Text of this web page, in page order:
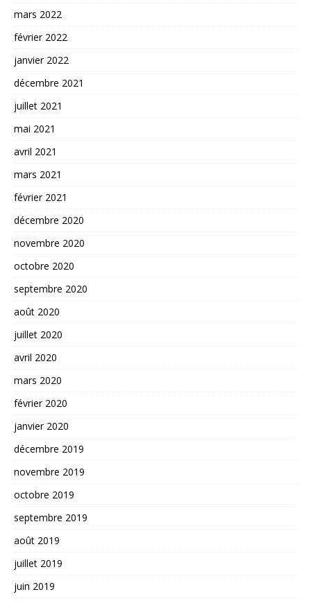
mars 2022
février 2022
janvier 2022
décembre 2021
juillet 2021
mai 2021
avril 2021
mars 2021
février 2021
décembre 2020
novembre 2020
octobre 2020
septembre 2020
août 2020
juillet 2020
avril 2020
mars 2020
février 2020
janvier 2020
décembre 2019
novembre 2019
octobre 2019
septembre 2019
août 2019
juillet 2019
juin 2019